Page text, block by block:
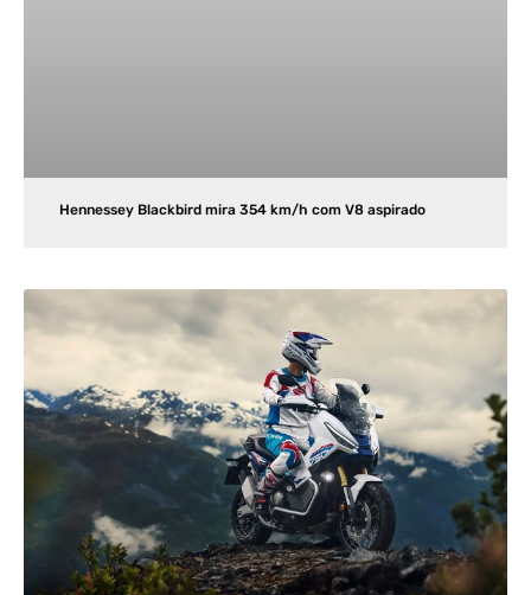
Hennessey Blackbird mira 354 km/h com V8 aspirado